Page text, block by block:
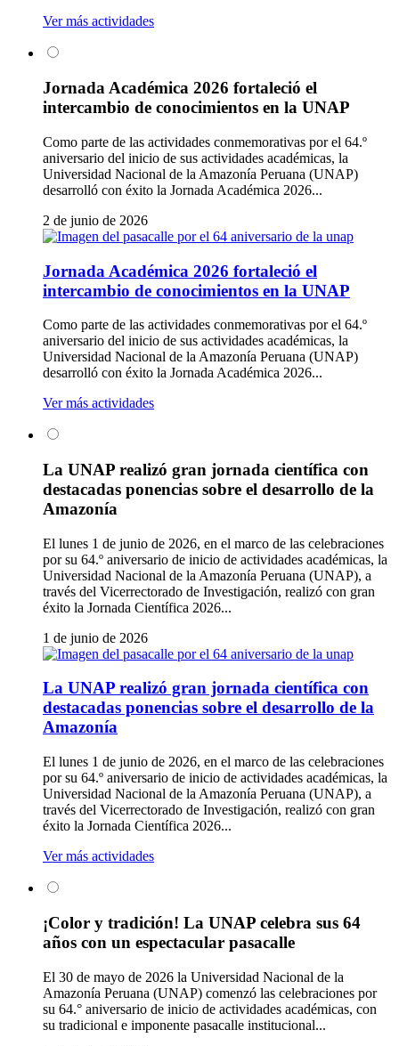
Ver más actividades
Jornada Académica 2026 fortaleció el
intercambio de conocimientos en la UNAP
Como parte de las actividades conmemorativas por el 64.º
aniversario del inicio de sus actividades académicas, la
Universidad Nacional de la Amazonía Peruana (UNAP)
desarrolló con éxito la Jornada Académica 2026...
2 de junio de 2026
Jornada Académica 2026 fortaleció el
intercambio de conocimientos en la UNAP
Como parte de las actividades conmemorativas por el 64.º
aniversario del inicio de sus actividades académicas, la
Universidad Nacional de la Amazonía Peruana (UNAP)
desarrolló con éxito la Jornada Académica 2026...
Ver más actividades
La UNAP realizó gran jornada científica con
destacadas ponencias sobre el desarrollo de la
Amazonía
El lunes 1 de junio de 2026, en el marco de las celebraciones
por su 64.º aniversario de inicio de actividades académicas, la
Universidad Nacional de la Amazonía Peruana (UNAP), a
través del Vicerrectorado de Investigación, realizó con gran
éxito la Jornada Científica 2026...
1 de junio de 2026
La UNAP realizó gran jornada científica con
destacadas ponencias sobre el desarrollo de la
Amazonía
El lunes 1 de junio de 2026, en el marco de las celebraciones
por su 64.º aniversario de inicio de actividades académicas, la
Universidad Nacional de la Amazonía Peruana (UNAP), a
través del Vicerrectorado de Investigación, realizó con gran
éxito la Jornada Científica 2026...
Ver más actividades
¡Color y tradición! La UNAP celebra sus 64
años con un espectacular pasacalle
El 30 de mayo de 2026 la Universidad Nacional de la
Amazonía Peruana (UNAP) comenzó las celebraciones por
su 64.° aniversario de inicio de actividades académicas, con
su tradicional e imponente pasacalle institucional...